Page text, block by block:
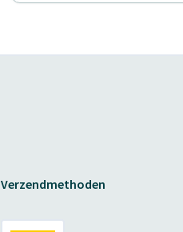
Verzendmethoden